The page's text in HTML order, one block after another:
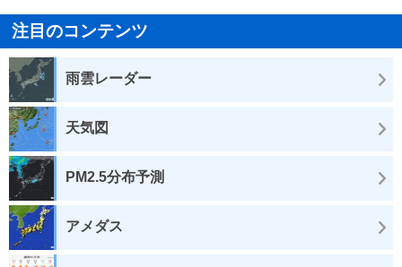
注目のコンテンツ
雨雲レーダー
天気図
PM2.5分布予測
アメダス